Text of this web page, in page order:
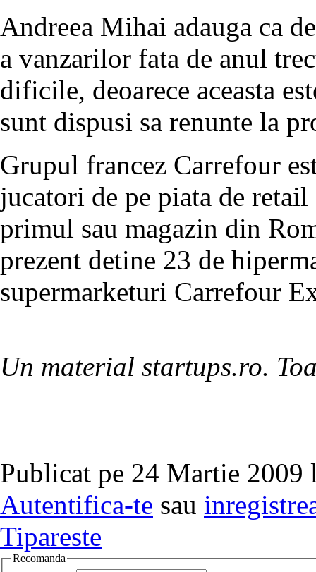
Andreea Mihai adauga ca
a vanzarilor fata de anul
dificile, deoarece aceasta
sunt dispusi sa renunte la
Grupul francez Carrefour
jucatori de pe piata de
primul sau magazin din
prezent detine 23 de
supermarketuri Carrefour
Un material startups.ro.
Publicat pe 24 Martie 2009
Autentifica-te sau
Tipareste
Recomanda